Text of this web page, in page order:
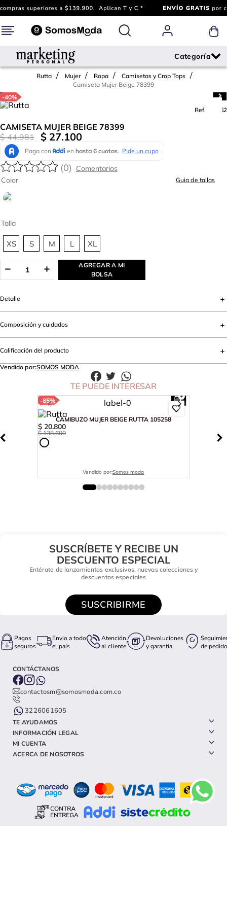
Rutta Mujer Ropa
Camisetas y Crop Tops
Camiseta Mujer Beige 78399
-40%
Ref.
616462
CAMISETA MUJER BEIGE 78399
$ 44.981 $ 27.100
(0)
Talla
XS S M L XL
Color Guia de tallas
AGREGAR A MI
BOLSA
Detalle
Composición y cuidados
Calificación del producto
Vendido por:SOMOS MODA
TE PUEDE INTERESAR
-85%
CAMIBUZO MUJER BEIGE RUTTA 105258
$ 20.800
$ 138.600
Vendido por:Somos moda
SUSCRÍBETE Y RECIBE UN
DESCUENTO ESPECIAL
Entérate de lanzamientos exclusivos, nuevas colecciones y
descuentos especiales
SUSCRIBIRME
Pagos
seguros
Envio a todo
el país
Atención
al cliente
Devoluciones
y garantía
de pedido
CONTÁCTANOS
contactosm@somosmoda.com.co
3226061605
TE AYUDAMOS
INFORMACIÓN LEGAL
MI CUENTA
ACERCA DE NOSOTROS